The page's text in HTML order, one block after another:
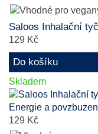
Saloos Inhalační
129 Kč
Do košíku
Skladem
129 Kč